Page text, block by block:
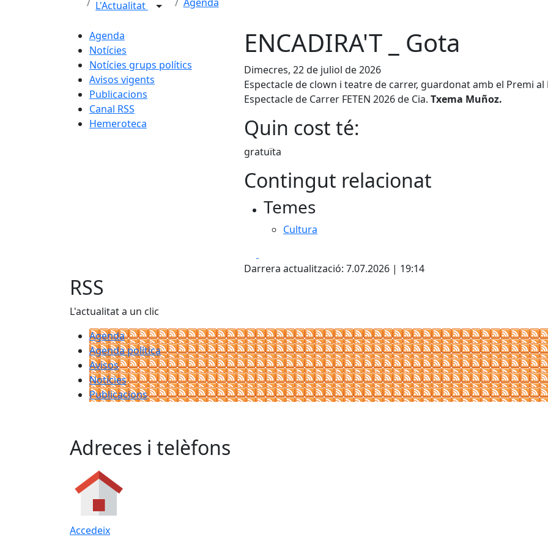
L'Actualitat
Agenda
Notícies
Notícies grups polítics
Avisos vigents
Publicacions
Canal RSS
Hemeroteca
ENCADIRA'T _ Gota
Dimecres, 22 de juliol de 2026
Espectacle de clown i teatre de carrer, guardonat amb el Premi
Espectacle de Carrer FETEN 2026 de Cia. Txema Muñoz.
Quin cost té:
gratuïta
Contingut relacionat
Temes
Cultura
Darrera actualització: 7.07.2026 | 19:14
RSS
L'actualitat a un clic
Agenda
Agenda política
Avisos
Notícies
Publicacions
Adreces i telèfons
Accedeix